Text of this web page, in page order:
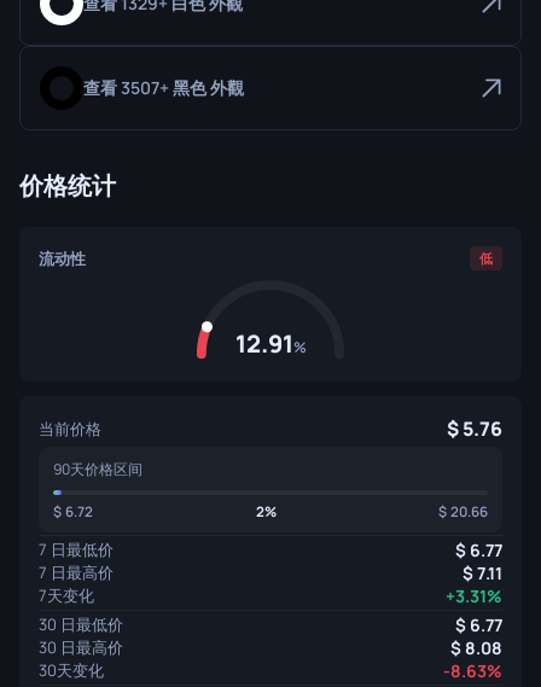
查看 3507+ 黑色 外觀
价格统计
流动性 低
12.91%
当前价格 5.76
90天价格区间
6.72 2% 20.66
7 日最低价 6.77
7 日最高价 7.11
7天变化 +3.31%
30 日最低价 6.77
30 日最高价 8.08
30天变化 -8.63%